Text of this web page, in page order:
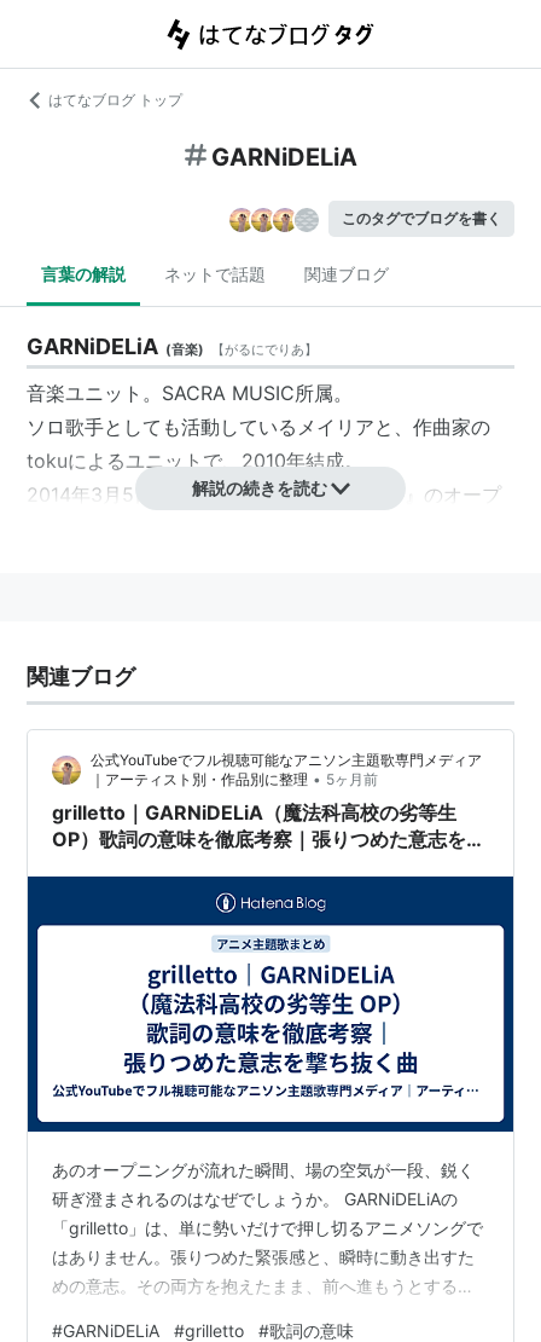
はてなブログ トップ
GARNiDELiA
このタグでブログを書く
言葉の解説 ネットで話題 関連ブログ
GARNiDELiA (音楽) 【がるにでりあ】
音楽ユニット。SACRA MUSIC所属。
ソロ歌手としても活動しているメイリアと、作曲家の
tokuによるユニットで、2010年結成。
2014年3月5日、テレビアニメ『キルラキル』のオープ
シングル
ambiguous（2014年3月5日）
grilletto（2014年7月30日）
BLAZING
MIRAI（2015年5月13日）
（2017年6月14日）
Désir （2017年8月23日）
（2017年11月1日）
Linkage Ring（2015年1月21日）
解説の続きを読む
関連ブログ
公式YouTubeでフル視聴可能なアニソン主題歌専門メディア
｜アーティスト別・作品別に整理 • 5ヶ月前
grilletto｜GARNiDELiA（魔法科高校の劣等生
OP）歌詞の意味を徹底考察｜張りつめた意志を撃
あのオープニングが流れた瞬間、場の空気が一段、鋭く
研ぎ澄まされるのはなぜでしょうか。 GARNiDELiAの
「grilletto」は、単に勢いだけで押し切るアニメソングで
はありません。張りつめた緊張感と、瞬時に動き出すた
めの意志。その両方を抱えたまま、前へ進もうとする力
#GARNiDELiA #grilletto #歌詞の意味